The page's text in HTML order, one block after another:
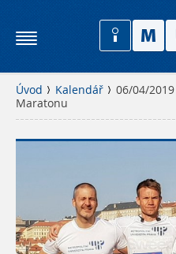
Úvod Kalendář
06/04/
Maratonu